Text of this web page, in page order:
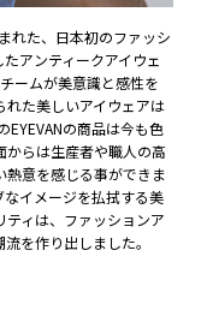
れた、日本初のファッシ
アンティークアイウェ
ームが美意識と感性を
た美しいアイウェアは
の商品は今も色
からは生産者や職人の高
熱意を感じる事ができま
イメージを払拭する美
ティは、ファッションア
を作り出しました。